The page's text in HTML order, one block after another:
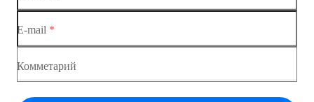
Коммутатор доступа MES1428-04
E-mail *
Комметарий